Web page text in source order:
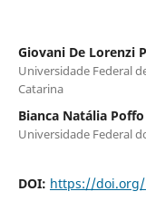
Giovani De Lorenzi
Universidade Federal
Catarina
Bianca Natália Poffo
Universidade Federal
DOI: https://doi.org/